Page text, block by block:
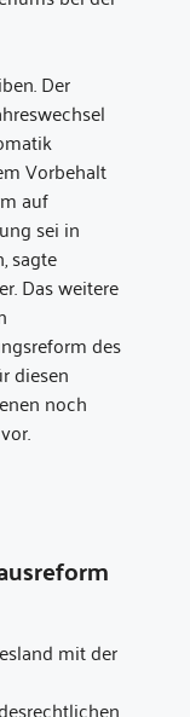
Der
Vorbehalt
auf
sei in
sagte
Das weitere
des
diesen
noch
mit der